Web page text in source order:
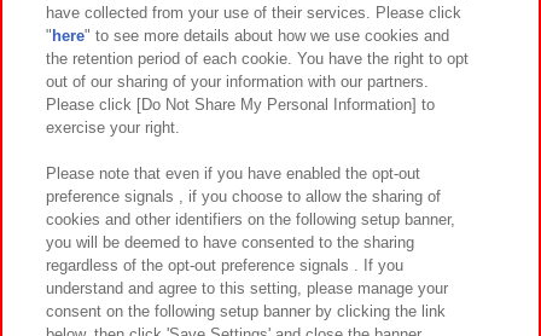
関連会社 サステナビリティ サイトポリシー
プライバシーポリシー ウェブアクセシビリティ方針と検証結果
お取引先さまとともに
カスタマーハラスメント対応方針 よくあるご質問・お問い合わせ
have collected from your use of their services. Please click
" here" to see more details about how we use cookies and
the retention period of each cookie. You have the right to opt
out of our sharing of your information with our partners.
Please click [Do Not Share My Personal Information] to
exercise your right.
Please note that even if you have enabled the opt-out
preference signals , if you choose to allow the sharing of
cookies and other identifiers on the following setup banner,
you will be deemed to have consented to the sharing
regardless of the opt-out preference signals . If you
understand and agree to this setting, please manage your
consent on the following setup banner by clicking the link